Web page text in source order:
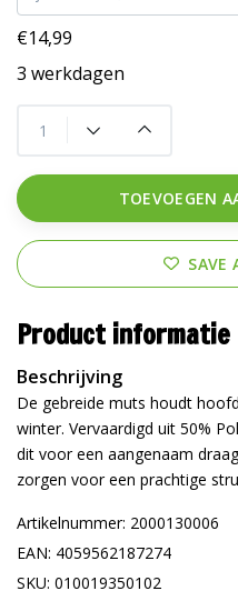
€14,99
3 werkdagen
TOEVOEGEN
SAVE
Product informatie
Beschrijving
De gebreide muts houdt
winter. Vervaardigd uit 50%
dit voor een aangenaam
zorgen voor een prachtige
Artikelnummer: 2000130006
EAN: 4059562187274
SKU: 010019350102